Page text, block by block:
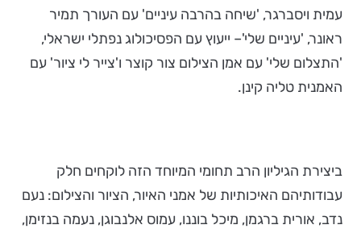
עמית ויסברגר, 'שיחה בהרבה עיניים' עם העורך תמיר
ראונר, 'עיניים שלי'– ייעוץ עם הפסיכולוג נפתלי ישראלי,
'התצלום שלי' עם אמן הצילום צור קוצר ו'צייר לי ציור' עם
האמנית טליה קינן.
ביצירת הגיליון הרב תחומי המיוחד הזה לוקחים חלק
עבודותיהם האיכותיות של אמני האיור, הציור והצילום: נעם
נדב, אורית ברגמן, מיכל בוננו, עמוס אלנבוגן, נעמה בנזימן,